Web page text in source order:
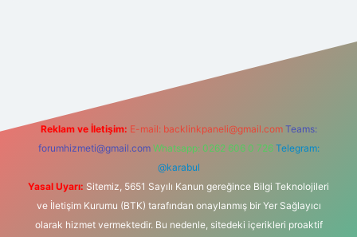
Reklam ve İletişim: E-mail: backlinkpaneli@gmail.com Teams:
forumhizmeti@gmail.com Whatsapp: 0262 606 0 726 Telegram:
@karabul
Yasal Uyarı: Sitemiz, 5651 Sayılı Kanun gereğince Bilgi Teknolojileri
ve İletişim Kurumu (BTK) tarafından onaylanmış bir Yer Sağlayıcı
olarak hizmet vermektedir. Bu nedenle, sitedeki içerikleri proaktif